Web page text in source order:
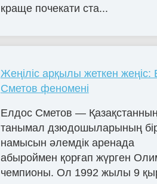
краще почекати ста...
Жеңіліс арқылы жеткен жеңіс:
Сметов феномені
Елдос Сметов —
танымал дзюдошыларының
намысын әлемдік аренада
абыроймен қорғап жүрген
чемпионы. Ол 1992 жылы 9